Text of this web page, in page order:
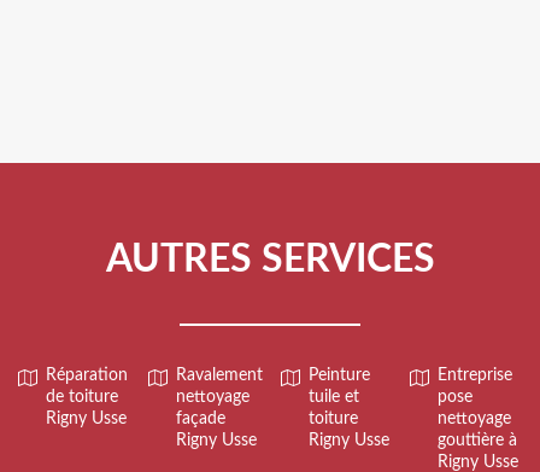
AUTRES SERVICES
Réparation
de toiture
Rigny Usse
Ravalement
nettoyage
façade
Rigny Usse
Peinture
tuile et
toiture
Rigny Usse
Entreprise
pose
nettoyage
gouttière à
Rigny Usse